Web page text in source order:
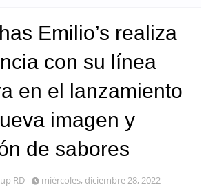
Emilio’s realiza
con su línea
en el lanzamiento
imagen y
de sabores
RD miércoles, diciembre 28, 2022